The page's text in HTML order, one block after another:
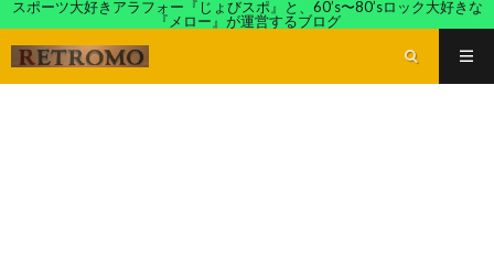
スポーツ大好きアラフォー『じょびスポ』と、60’s〜80’sロック大好きな
『メロー』が運営するブログ